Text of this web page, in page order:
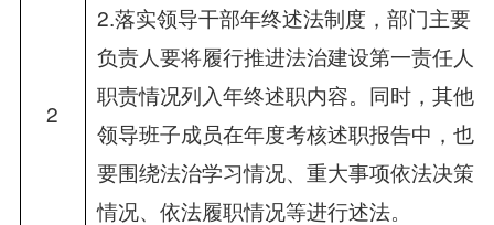
2
2.落实领导干部年终述法制度，部门主要
负责人要将履行推进法治建设第一责任人
职责情况列入年终述职内容。同时，其他
领导班子成员在年度考核述职报告中，也
要围绕法治学习情况、重大事项依法决策
情况、依法履职情况等进行述法。